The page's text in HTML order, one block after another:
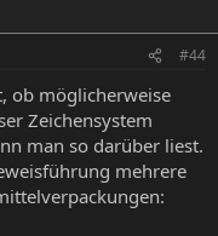
#44
ob möglicherweise
Zeichensystem
man so darüber liest.
mehrere